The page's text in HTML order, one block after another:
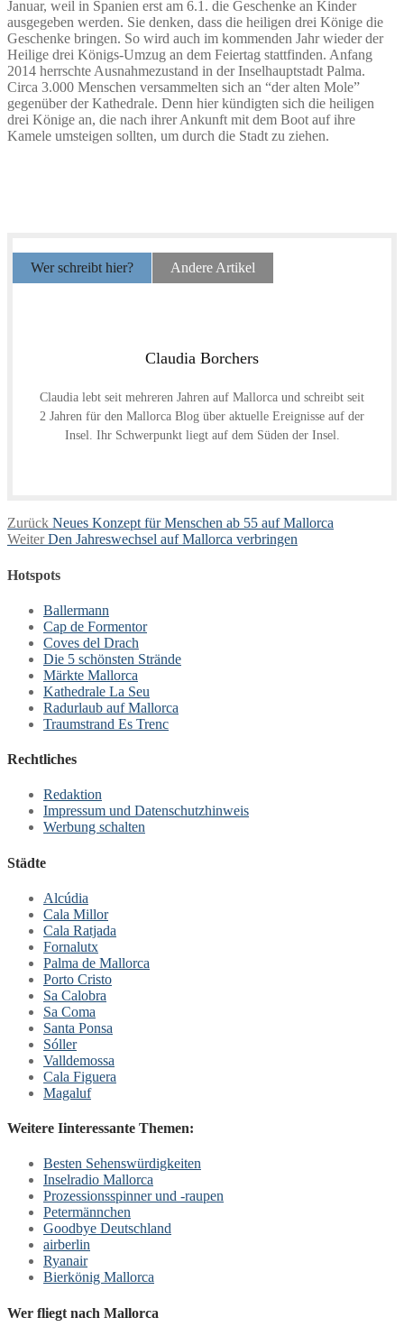
Januar, weil in Spanien erst am 6.1. die Geschenke an Kinder
ausgegeben werden. Sie denken, dass die heiligen drei Könige die
Geschenke bringen. So wird auch im kommenden Jahr wieder der
Heilige drei Königs-Umzug an dem Feiertag stattfinden. Anfang
2014 herrschte Ausnahmezustand in der Inselhauptstadt Palma.
Circa 3.000 Menschen versammelten sich an “der alten Mole”
gegenüber der Kathedrale. Denn hier kündigten sich die heiligen
drei Könige an, die nach ihrer Ankunft mit dem Boot auf ihre
Kamele umsteigen sollten, um durch die Stadt zu ziehen.
Wer schreibt hier? Andere Artikel
Claudia Borchers
Claudia lebt seit mehreren Jahren auf Mallorca und schreibt seit
2 Jahren für den Mallorca Blog über aktuelle Ereignisse auf der
Insel. Ihr Schwerpunkt liegt auf dem Süden der Insel.
Beitragsnavigation
Zurück Vorheriger
Beitrag:
Neues Konzept für Menschen ab 55 auf Mallorca
Weiter Nächster
Den Jahreswechsel auf Mallorca verbringen
Hotspots
Ballermann
Cap de Formentor
Coves del Drach
Die 5 schönsten Strände
Märkte Mallorca
Kathedrale La Seu
Radurlaub auf Mallorca
Traumstrand Es Trenc
Rechtliches
Redaktion
Impressum und Datenschutzhinweis
Werbung schalten
Städte
Alcúdia
Cala Millor
Cala Ratjada
Fornalutx
Palma de Mallorca
Porto Cristo
Sa Calobra
Sa Coma
Santa Ponsa
Sóller
Valldemossa
Cala Figuera
Magaluf
Weitere Iinteressante Themen:
Besten Sehenswürdigkeiten
Inselradio Mallorca
Prozessionsspinner und -raupen
Petermännchen
Goodbye Deutschland
airberlin
Ryanair
Bierkönig Mallorca
Wer fliegt nach Mallorca